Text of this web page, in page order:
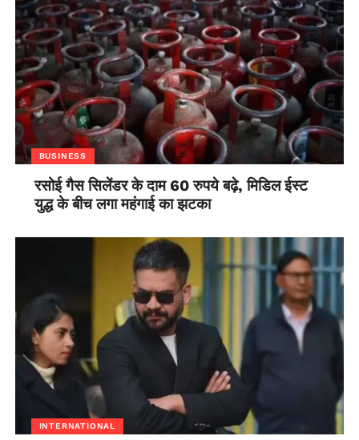
BUSINESS
रसोई गैस सिलेंडर के दाम 60 रुपये बढ़े, मिडिल ईस्ट
युद्ध के बीच लगा महंगाई का झटका
INTERNATIONAL